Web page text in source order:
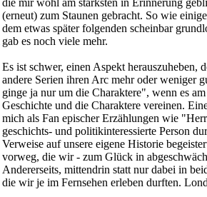
die mir wohl am stärksten in Erinnerung
(erneut) zum Staunen gebracht. So wie
dem etwas später folgenden scheinbar
gab es noch viele mehr.
Es ist schwer, einen Aspekt herauszuheben,
andere Serien ihren Arc mehr oder weniger
ginge ja nur um die Charaktere", wenn es
Geschichte und die Charaktere vereinen.
mich als Fan epischer Erzählungen wie
geschichts- und politikinteressierte Person
Verweise auf unsere eigene Historie
vorweg, die wir - zum Glück in
Andererseits, mittendrin statt nur dabei in
die wir je im Fernsehen erleben durften.